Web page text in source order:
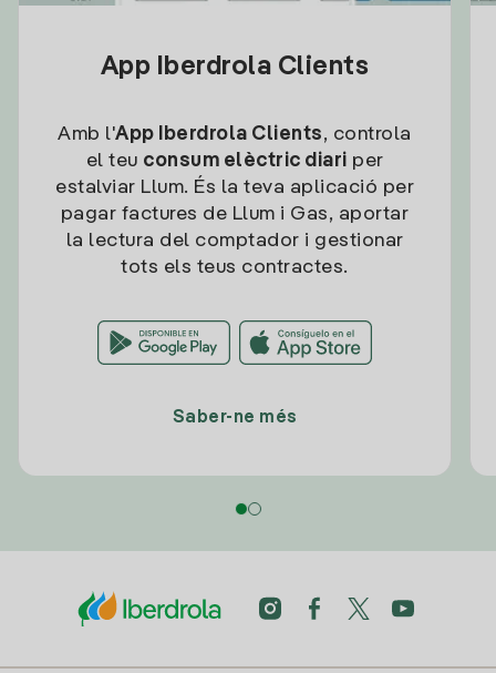
App Iberdrola Clients
Amb l'App Iberdrola Clients, controla
el teu consum elèctric diari per
estalviar Llum. És la teva aplicació per
pagar factures de Llum i Gas, aportar
la lectura del comptador i gestionar
tots els teus contractes.
Saber-ne més